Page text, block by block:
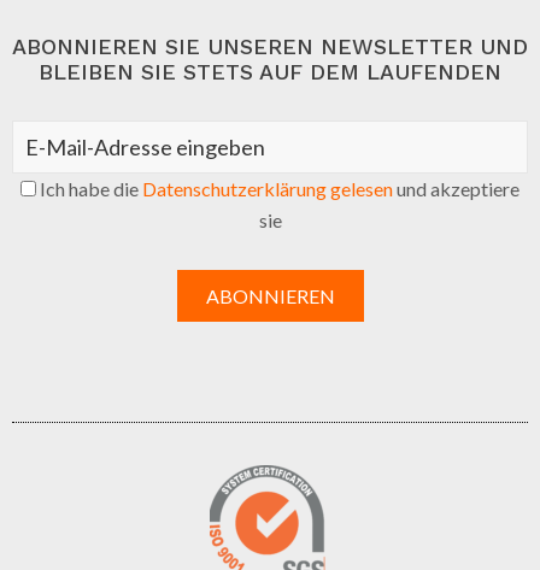
ABONNIEREN SIE UNSEREN NEWSLETTER UND
BLEIBEN SIE STETS AUF DEM LAUFENDEN
Ich habe die Datenschutzerklärung gelesenund akzeptiere
sie